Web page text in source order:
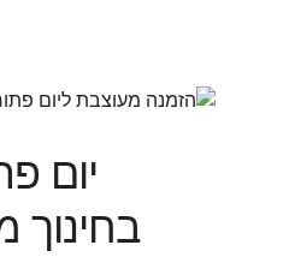
יום
בחינוך